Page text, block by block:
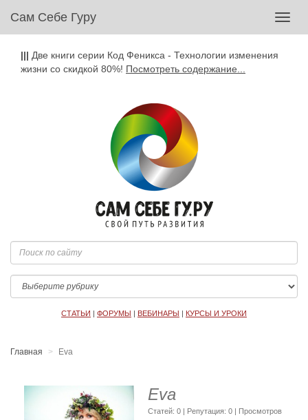
Сам Себе Гуру
||| Две книги серии Код Феникса - Технологии изменения
жизни со скидкой 80%! Посмотреть содержание...
СТАТЬИ | ФОРУМЫ | ВЕБИНАРЫ | КУРСЫ И УРОКИ
Главная Eva
Eva
Cтатей: 0 | Репутация: 0 | Просмотров